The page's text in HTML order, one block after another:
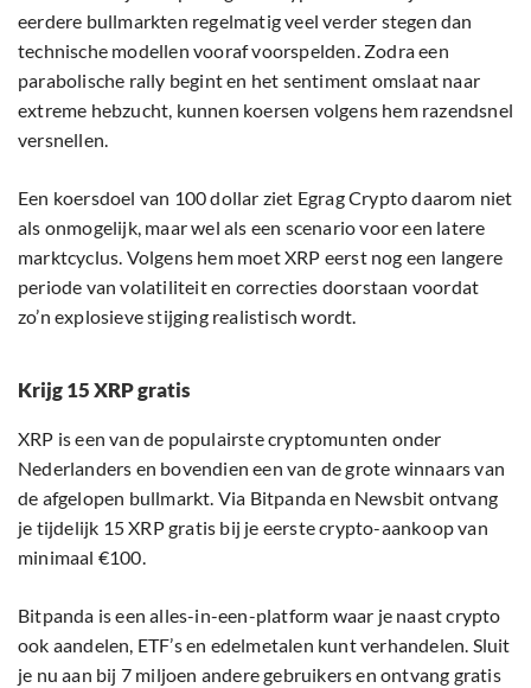
eerdere bullmarkten regelmatig veel verder stegen dan
technische modellen vooraf voorspelden. Zodra een
parabolische rally begint en het sentiment omslaat naar
extreme hebzucht, kunnen koersen volgens hem razendsnel
versnellen.
Een koersdoel van 100 dollar ziet Egrag Crypto daarom niet
als onmogelijk, maar wel als een scenario voor een latere
marktcyclus. Volgens hem moet XRP eerst nog een langere
periode van volatiliteit en correcties doorstaan voordat
zo’n explosieve stijging realistisch wordt.
Krijg 15 XRP gratis
XRP is een van de populairste cryptomunten onder
Nederlanders en bovendien een van de grote winnaars van
de afgelopen bullmarkt. Via Bitpanda en Newsbit ontvang
je tijdelijk 15 XRP gratis bij je eerste crypto-aankoop van
minimaal €100.
Bitpanda is een alles-in-een-platform waar je naast crypto
ook aandelen, ETF’s en edelmetalen kunt verhandelen. Sluit
je nu aan bij 7 miljoen andere gebruikers en ontvang gratis